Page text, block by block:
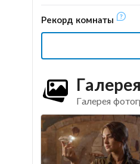
Рекорд комнаты
Галерея